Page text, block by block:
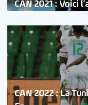
CAN 2021 : Voici
CAN 2022 : La